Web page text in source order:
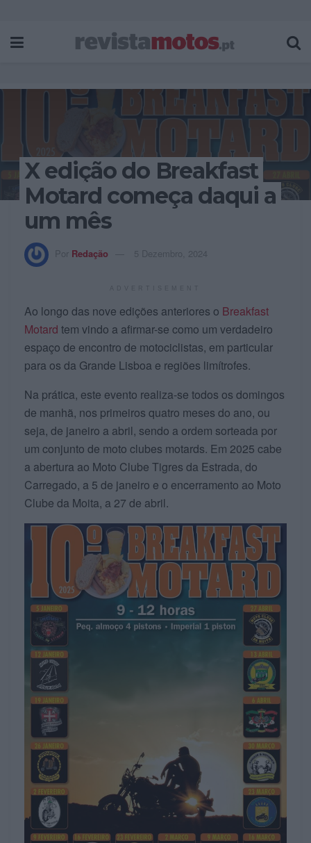
X edição do Breakfast
Motard começa daqui a
um mês
Por Redação 5 Dezembro, 2024
Ao longo das nove edições anteriores o Breakfast
Motard tem vindo a afirmar-se como um verdadeiro
espaço de encontro de motociclistas, em particular
para os da Grande Lisboa e regiões limítrofes.
Na prática, este evento realiza-se todos os domingos
de manhã, nos primeiros quatro meses do ano, ou
seja, de janeiro a abril, sendo a ordem sorteada por
um conjunto de moto clubes motards. Em 2025 cabe
a abertura ao Moto Clube Tigres da Estrada, do
Carregado, a 5 de janeiro e o encerramento ao Moto
Clube da Moita, a 27 de abril.